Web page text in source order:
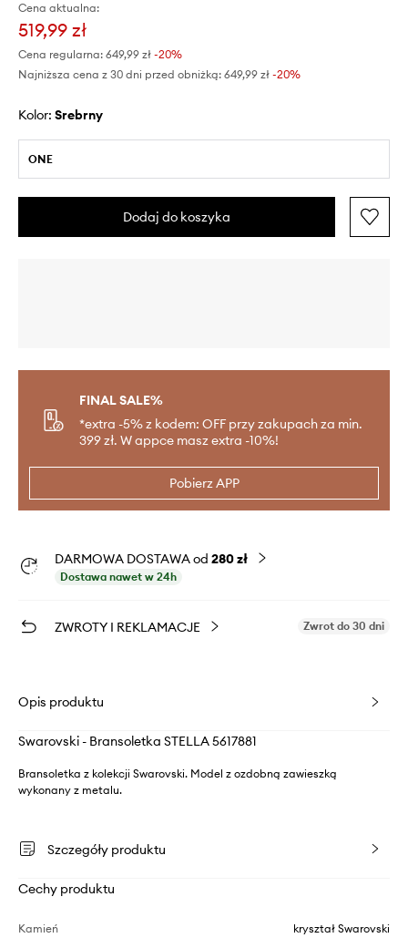
Cena aktualna:
519,99 zł
Cena regularna: 649,99 zł -20%
Najniższa cena z 30 dni przed obniżką: 649,99 zł -20%
Kolor: srebrny
ONE
Dodaj do koszyka
FINAL SALE%
*extra -5% z kodem: OFF przy zakupach za min.
399 zł. W appce masz extra -10%!
Pobierz APP
DARMOWA DOSTAWA od 280 zł
Dostawa nawet w 24h
ZWROTY I REKLAMACJE Zwrot do 30 dni
Opis produktu
Swarovski - Bransoletka STELLA 5617881
Bransoletka z kolekcji Swarovski. Model z ozdobną zawieszką
wykonany z metalu.
Szczegóły produktu
Cechy produktu
Kamień kryształ Swarovski